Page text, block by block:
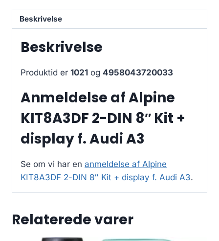
Beskrivelse
Beskrivelse
Produktid er 1021 og 4958043720033
Anmeldelse af Alpine
KIT8A3DF 2-DIN 8″ Kit +
display f. Audi A3
Se om vi har en anmeldelse af Alpine
KIT8A3DF 2-DIN 8″ Kit + display f. Audi A3.
Relaterede varer